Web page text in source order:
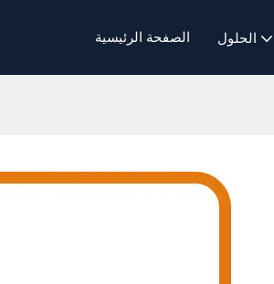
الصفحة الرئيسية الحلول